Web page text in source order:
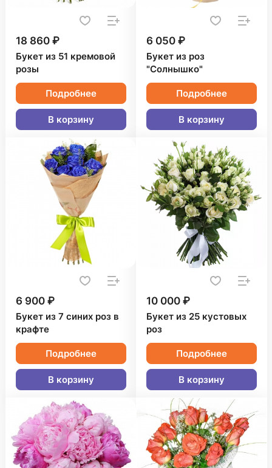
18 860 ₽
Букет из 51 кремовой
розы
Подробнее
В корзину
6 050 ₽
Букет из роз
"Солнышко"
Подробнее
В корзину
6 900 ₽
Букет из 7 синих роз в
крафте
Подробнее
В корзину
10 000 ₽
Букет из 25 кустовых
роз
Подробнее
В корзину